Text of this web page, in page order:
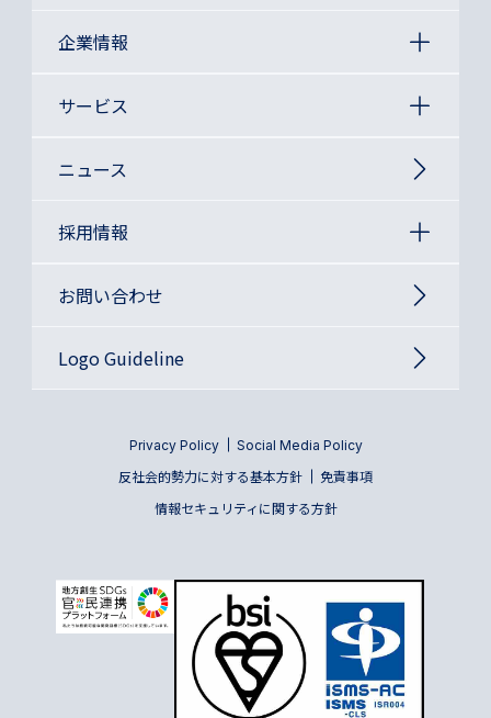
企業情報
サービス
ニュース
採用情報
お問い合わせ
Logo Guideline
Privacy Policy
Social Media Policy
反社会的勢力に対する基本方針
免責事項
情報セキュリティに関する方針